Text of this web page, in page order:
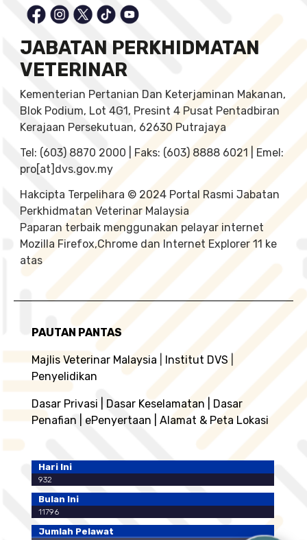
JABATAN PERKHIDMATAN
VETERINAR
Kementerian Pertanian Dan Keterjaminan Makanan,
Blok Podium, Lot 4G1, Presint 4 Pusat Pentadbiran
Kerajaan Persekutuan, 62630 Putrajaya
Tel: (603) 8870 2000 | Faks: (603) 8888 6021 | Emel:
pro[at]dvs.gov.my
Hakcipta Terpelihara © 2024 Portal Rasmi Jabatan
Perkhidmatan Veterinar Malaysia
Paparan terbaik menggunakan pelayar internet
Mozilla Firefox,Chrome dan Internet Explorer 11 ke
atas
PAUTAN PANTAS
Majlis Veterinar Malaysia Institut DVS
Penyelidikan
Dasar Privasi Dasar Keselamatan
Dasar
Penafian
ePenyertaan |Alamat & Peta Lokasi
Hari Ini
932
Bulan Ini
11796
Jumlah Pelawat